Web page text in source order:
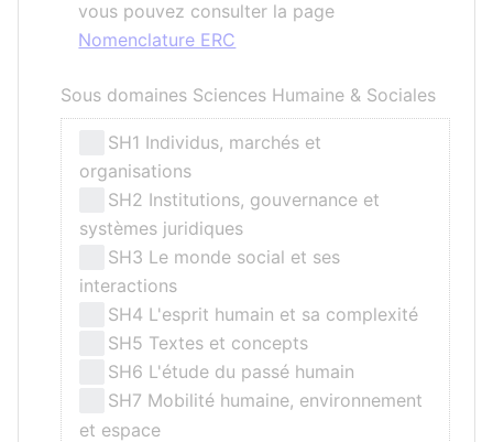
vous pouvez consulter la page
Nomenclature ERC
Sous domaines Sciences Humaine & Sociales
SH1 Individus, marchés et
organisations
SH2 Institutions, gouvernance et
systèmes juridiques
SH3 Le monde social et ses
interactions
SH4 L'esprit humain et sa complexité
SH5 Textes et concepts
SH6 L'étude du passé humain
SH7 Mobilité humaine, environnement
et espace